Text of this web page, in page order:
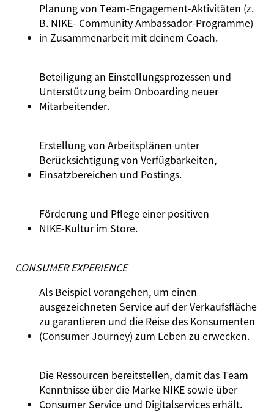
Planung von Team‑Engagement‑Aktivitäten (z.
B. NIKE- Community Ambassador‑Programme)
in Zusammenarbeit mit deinem Coach.
Beteiligung an Einstellungsprozessen und
Unterstützung beim Onboarding neuer
Mitarbeitender.
Erstellung von Arbeitsplänen unter
Berücksichtigung von Verfügbarkeiten,
Einsatzbereichen und Postings.
Förderung und Pflege einer positiven
NIKE‑Kultur im Store.
CONSUMER EXPERIENCE
Als Beispiel vorangehen, um einen
ausgezeichneten Service auf der Verkaufsfläche
zu garantieren und die Reise des Konsumenten
(Consumer Journey) zum Leben zu erwecken.
Die Ressourcen bereitstellen, damit das Team
Kenntnisse über die Marke NIKE sowie über
Consumer Service und Digitalservices erhält.